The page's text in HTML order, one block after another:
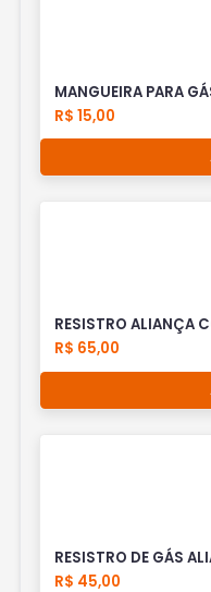
MANGUEIRA PARA
R$ 15,00
RESISTRO ALIANÇA
R$ 65,00
RESISTRO DE GÁS
R$ 45,00